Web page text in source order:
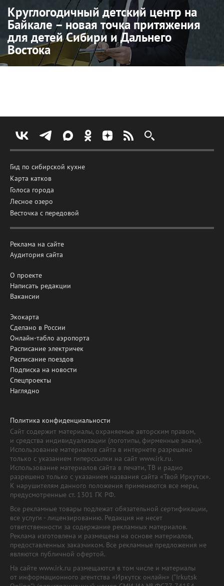
Круглогодичный детский центр на
Байкале – новая точка притяжения
для детей Сибири и Дальнего
Востока
Гид по сибирской кухне
Карта катков
Голоса города
Лесное озеро
Весточка с передовой
Реклама на сайте
Аудитория сайта
О проекте
Написать редакции
Вакансии
Экокарта
Сделано в России
Онлайн-табло аэропорта
Расписание электричек
Расписание поездов
Подписка на новости
Спецпроекты
Наглядно
Политика конфиденциальности
Сайт содержит материалы, охраняемые авторским правом,
и средства индивидуализации (логотипы, фирменные знаки).
Использование материалов сайта в интернете разрешено
только с указанием гиперссылки на сайт www.irk.ru.
Использование материалов сайта в печати, ТВ и радио
разрешено только с указанием названия сайта «Твой Иркутск».
К нарушителям данного положения применяются все меры,
предусмотренные ст. 1301 ГК РФ.
Все рекламные товары подлежат обязательной сертификации,
все услуги - лицензированию. Редакция не несет
ответственности за содержание рекламных материалов.
Реклама изготовлена и размещена на основе материалов,
предоставленных заказчиком. Все рекламные предложения не
являются публичной офертой.
На сайте www.irk.ru размещаются в том числе и материалы
от информационного агентства «Иркутск онлайн» ("Irkutsk